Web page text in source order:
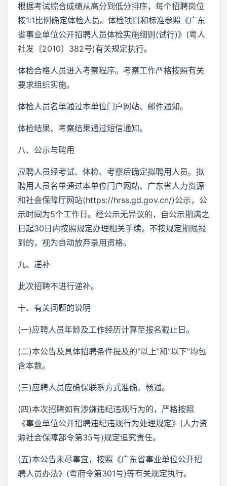
根据考试综合成绩从高分到低分排序，每个招聘岗位
按1:1比例确定体检人员。体检项目和标准参照《广东
省事业单位公开招聘人员体检实施细则(试行)》(粤人
社发〔2010〕382号)有关规定执行。
体检合格人员进入考察程序。考察工作严格按照有关
要求组织实施。
体检人员名单通过本单位门户网站、邮件通知。
体检结果、考察结果通过短信通知。
八、公示与聘用
应聘人员经考试、体检、考察后确定拟聘用人员。拟
聘用人员名单通过本单位门户网站、广东省人力资源
和社会保障厅网站(https://hrss.gd.gov.cn/)公示，公
示时间为5个工作日。经公示无异议的，自公示期满之
日起30日内按照规定办理相关手续。不按规定期限报
到的，视为自动放弃录用资格。
九、递补
此次招聘不进行递补。
十、有关问题的说明
(一)应聘人员年龄及工作经历计算至报名截止日。
(二)本公告及具体招聘条件提及的“以上”和“以下”均包
含本数。
(三)应聘人员应确保联系方式准确、畅通。
(四)本次招聘如有涉嫌违纪违规行为的，严格按照
《事业单位公开招聘违纪违规行为处理规定》(人力资
源社会保障部令第35号)规定追究责任。
(五)本公告未尽事宜，按照《广东省事业单位公开招
聘人员办法》(粤府令第301号)等有关规定执行。